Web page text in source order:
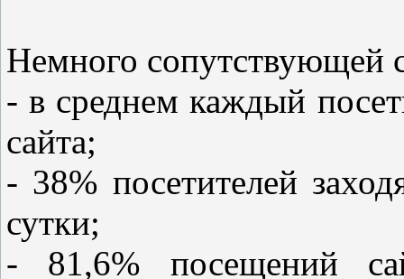
Немного сопутствующей
- в среднем каждый
сайта;
- 38% посетителей
сутки;
- 81,6% посещений